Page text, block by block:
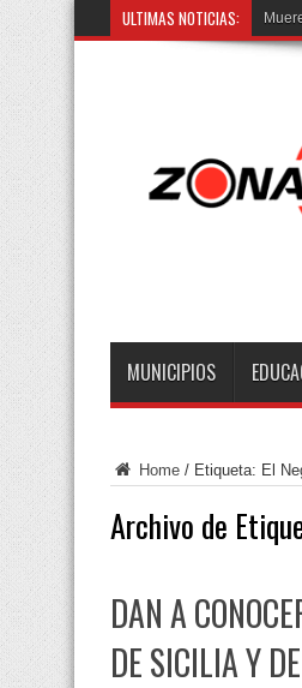
ULTIMAS NOTICIAS:
MUNICIPIOS
Home / Etiqueta: El
Archivo de
DAN A
DE SICILIA Y